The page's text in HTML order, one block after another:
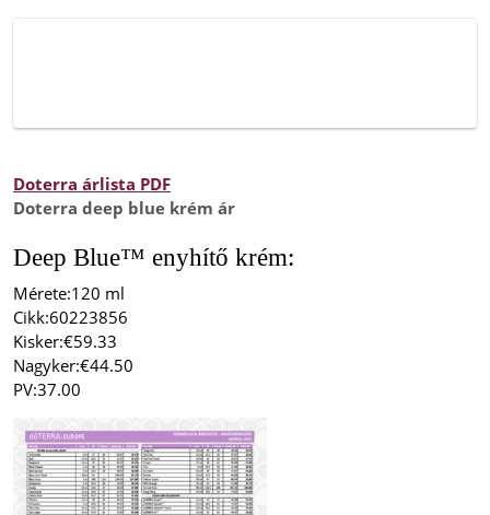
Doterra árlista PDF
Doterra deep blue krém ár
Deep Blue™ enyhítő krém:
Mérete:120 ml
Cikk:60223856
Kisker:€59.33
Nagyker:€44.50
PV:37.00